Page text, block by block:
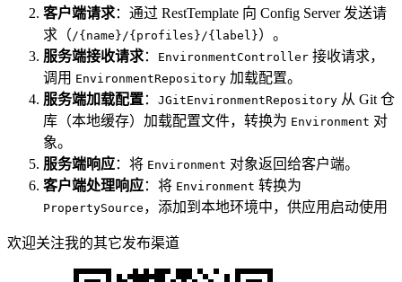
客户端请求：通过 RestTemplate 向 Config Server 发送请
求（ /{name}/{profiles}/{label}）。
服务端接收请求： EnvironmentController 接收请求，
调用 EnvironmentRepository 加载配置。
服务端加载配置： JGitEnvironmentRepository 从 Git 仓
库（本地缓存）加载配置文件，转换为 Environment 对
象。
服务端响应：将 Environment 对象返回给客户端。
客户端处理响应：将 Environment 转换为
PropertySource ，添加到本地环境中，供应用启动使用
欢迎关注我的其它发布渠道